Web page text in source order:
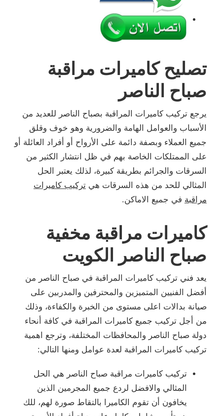
تصليح كاميرات مراقبة
صباح الناصر
يرجع تركيب كاميرات المراقبة بصباح الناصر للعديد من
الأسباب والعوامل الهامة والضرورية وهو خوف وقلق
جميع العملاء وبصفة دائمة على الأرواح أو أفراد العائلة أو
على الممتلكات الخاصة بهم في ظل انتشار الكثير من
السرقات والجرائم بطريقة كبيرة، لذلك يعتبر الحل
المثالي للحد من هذه السرقات هي تركيب كاميرات
مراقبة في جميع الاماكن.
كاميرات مراقبة مخفية
صباح الناصر الكويت
يعد فني تركيب كاميرات المراقبة في صباح الناصر من
أفضل الفنيين المتميزين والمحترفين والمدربين على
صيانة بدالات اعلى مستوى من الخبرة والكفاءة، وذلك
من أجل تركيب جميع كاميرات المراقبة في كافة أنحاء
دولة صباح الناصر والمحافظات المختلفة، وترجع اهمية
تركيب كاميرات المراقبة لعدة عوامل ومنها التالي:
تركيب كاميرات مراقبة صباح الناصر هي الحل
المثالي والافضل لردع جميع المجرمين الذين
يخافون أن تقوم الكاميرا بالتقاط صورة لهم، للك